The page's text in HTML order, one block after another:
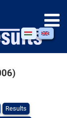
Results